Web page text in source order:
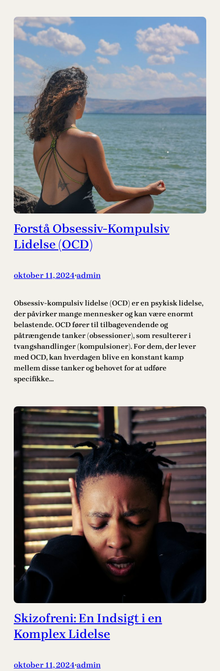
Forstå Obsessiv-Kompulsiv
Lidelse (OCD)
oktober 11, 2024•admin
Obsessiv-kompulsiv lidelse (OCD) er en psykisk lidelse,
der påvirker mange mennesker og kan være enormt
belastende. OCD fører til tilbagevendende og
påtrængende tanker (obsessioner), som resulterer i
tvangshandlinger (kompulsioner). For dem, der lever
med OCD, kan hverdagen blive en konstant kamp
mellem disse tanker og behovet for at udføre
specifikke…
Skizofreni: En Indsigt i en
Komplex Lidelse
oktober 11, 2024•admin